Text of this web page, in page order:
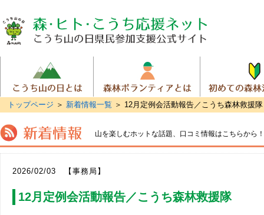
トップページ ＞ 新着情報一覧 ＞ 12月定例会活動報告／こうち森林救援隊
山を楽しむホットな話題、 口コミ情報はこちらから！
2026/02/03 【事務局】
12月定例会活動報告／こうち森林救援隊